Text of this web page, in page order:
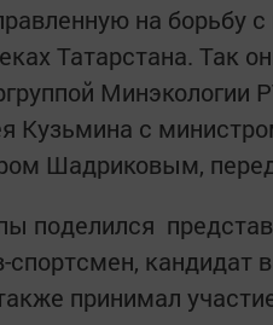
на борьбу
Татарстана. Так
Минэкологии
Кузьмина с
Шадриковым,
поделился
кандидат
принимал